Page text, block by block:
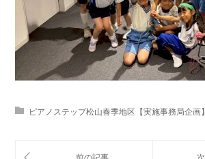
ピアノステップ松山春季地区【実施事務局企画】